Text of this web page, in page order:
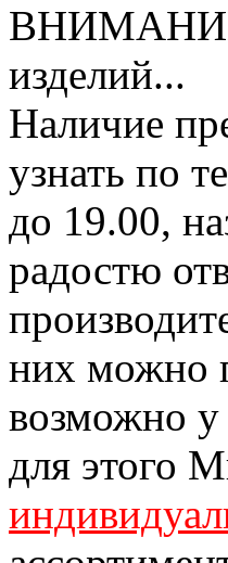
ВНИМАНИЕ!
изделий...
Наличие
узнать по
до 19.00,
радостю
них можно
возможно у
для этого